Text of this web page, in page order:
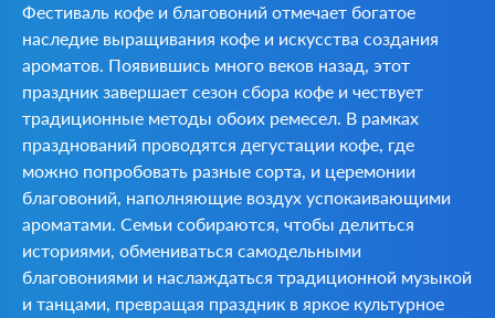
Фестиваль кофе и благовоний отмечает богатое
наследие выращивания кофе и искусства создания
ароматов. Появившись много веков назад, этот
праздник завершает сезон сбора кофе и чествует
традиционные методы обоих ремесел. В рамках
празднований проводятся дегустации кофе, где
можно попробовать разные сорта, и церемонии
благовоний, наполняющие воздух успокаивающими
ароматами. Семьи собираются, чтобы делиться
историями, обмениваться самодельными
благовониями и наслаждаться традиционной музыкой
и танцами, превращая праздник в яркое культурное